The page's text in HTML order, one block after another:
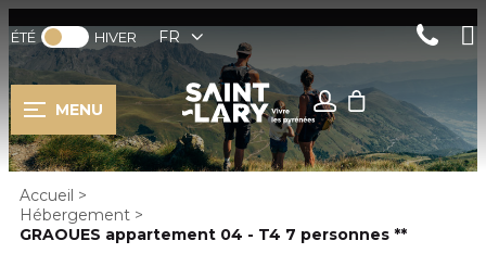
ÉTÉ HIVER FR
MENU
Accueil >
Hébergement >
GRAOUES appartement 04 - T4 7 personnes **